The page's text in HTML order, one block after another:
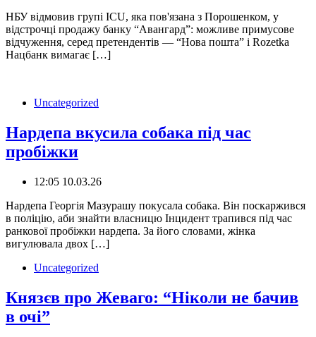
НБУ відмовив групі ICU, яка пов'язана з Порошенком, у
відстрочці продажу банку “Авангард”: можливе примусове
відчуження, серед претендентів — “Нова пошта” і Rozetka
Нацбанк вимагає […]
Uncategorized
Нардепа вкусила собака під час
пробіжки
12:05 10.03.26
Нардепа Георгія Мазурашу покусала собака. Він поскаржився
в поліцію, аби знайти власницю Інцидент трапився під час
ранкової пробіжки нардепа. За його словами, жінка
вигулювала двох […]
Uncategorized
Князєв про Жеваго: “Ніколи не бачив
в очі”